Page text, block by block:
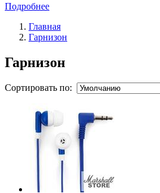
Подробнее
Главная
Гарнизон
Гарнизон
Сортировать по: